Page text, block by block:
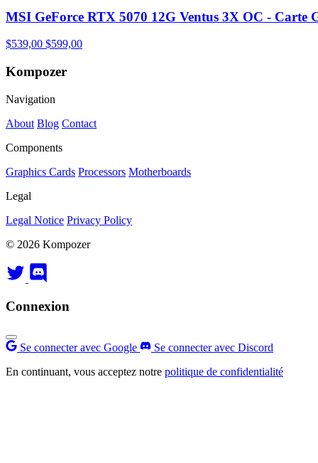
MSI GeForce RTX 5070 12G Ventus 3X OC - Carte
$539,00 $599,00
Kompozer
Navigation
About Blog Contact
Components
Graphics Cards Processors Motherboards
Legal
Legal Notice Privacy Policy
© 2026 Kompozer
Connexion
Se connecter avec Google
Se connecter avec Discord
En continuant, vous acceptez notre politique de confidentialité